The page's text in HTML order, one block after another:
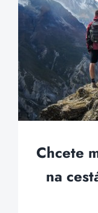
Chcete
na